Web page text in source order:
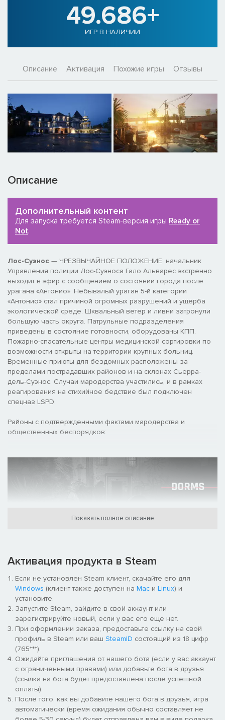
49.686+
ИГР В НАЛИЧИИ
Описание Активация Похожие игры Отзывы
Описание
Дополнительный контент
Для запуска требуется Steam-версия игры Ready or
Not.
Лос-Суэнос — ЧРЕЗВЫЧАЙНОЕ ПОЛОЖЕНИЕ: начальник
Управления полиции Лос-Суэноса Гало Альварес экстренно
выходит в эфир с сообщением о состоянии города после
урагана «Антонио». Небывалый ураган 5-й категории
«Антонио» стал причиной огромных разрушений и ущерба
экологической среде. Шквальный ветер и ливни затронули
большую часть округа. Патрульные подразделения
приведены в состояние готовности, оборудованы КПП.
Пожарно-спасательные центры медицинской сортировки по
возможности открыты на территории крупных больниц.
Временные приюты для бездомных расположены за
пределами пострадавших районов и на склонах Сьерра-
дель-Суэнос. Случаи мародерства участились, и в рамках
реагирования на стихийное бедствие был подключен
спецназ LSPD.
Районы с подтвержденными фактами мародерства и
общественных беспорядков:
предельную осторожность при контактах с неизвестными на
ПАРК 213 — серьезные последствия урагана. Подтвержден
всплеск активности преступных банд, крайне высок шанс
насилия, связанного с их деятельностью. Ником образом не
демонстрируйте связь с ними и избегайте скоплений людей
на улицах. Оставайтесь в помещении, держитесь подальше
от окон и бьющихся предметов.
Показать полное описание
Активация продукта в Steam
Если не установлен Steam клиент, скачайте его для
Windows (клиент также доступен на Mac и Linux) и
установите.
Запустите Steam, зайдите в свой аккаунт или
зарегистрируйте новый, если у вас его еще нет.
При оформлении заказа, предоставьте ссылку на свой
профиль в Steam или ваш SteamID состоящий из 18 цифр
(765***).
Ожидайте приглашения от нашего бота (если у вас аккаунт
с ограниченными правами) или добавьте бота в друзья
(ссылка на бота будет предоставлена после успешной
оплаты).
После того, как вы добавите нашего бота в друзья, игра
автоматически (время ожидания обычно составляет не